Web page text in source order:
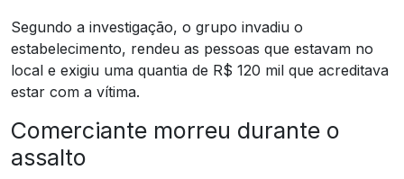
Segundo a investigação, o grupo invadiu o
estabelecimento, rendeu as pessoas que estavam no
local e exigiu uma quantia de R$ 120 mil que acreditava
estar com a vítima.
Comerciante morreu durante o
assalto